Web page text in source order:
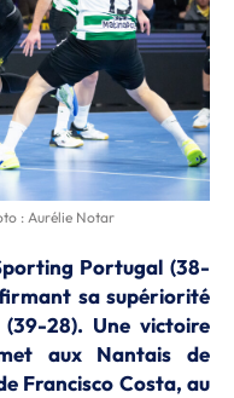
: Aurélie Notar
Portugal (38-
sa supériorité
28). Une victoire
aux Nantais de
Francisco Costa, au